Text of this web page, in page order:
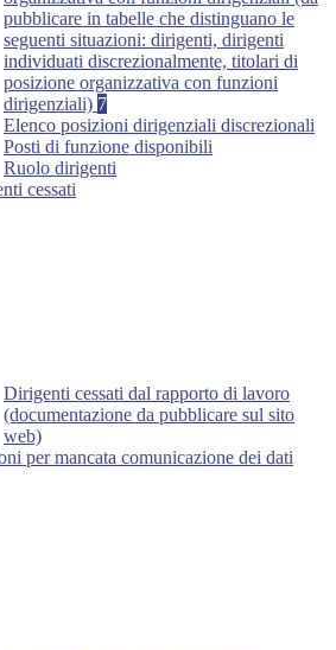
pubblicare in tabelle che distinguano le
seguenti situazioni: dirigenti, dirigenti
individuati discrezionalmente, titolari di
posizione organizzativa con funzioni
dirigenziali) 7
Elenco posizioni dirigenziali discrezionali
Posti di funzione disponibili
Ruolo dirigenti
cessati
Dirigenti cessati dal rapporto di lavoro
(documentazione da pubblicare sul sito
web)
per mancata comunicazione dei dati